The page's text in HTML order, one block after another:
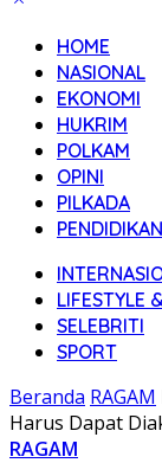
HOME
NASIONAL
EKONOMI
HUKRIM
POLKAM
OPINI
PILKADA
PENDIDIKAN
LIFESTYLE
SELEBRITI
SPORT
Beranda RAGAM
Harus Dapat
RAGAM